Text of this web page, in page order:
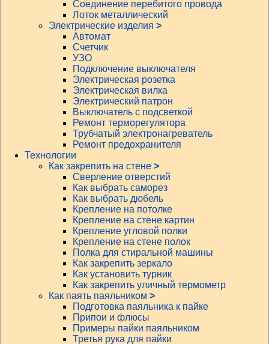
Соединение перебитого провода
Лоток металлический
Электрические изделия >
Автомат
Счетчик
УЗО
Подключение выключателя
Электрическая розетка
Электрическая вилка
Электрический патрон
Выключатель с подсветкой
Ремонт терморегулятора
Трубчатый электронагреватель
Ремонт предохранителя
Технологии
Как закрепить на стене >
Сверление отверстий
Как выбрать саморез
Как выбрать дюбель
Крепление на потолке
Крепление на стене картин
Крепление угловой полки
Крепление на стене полок
Полка для стиральной машины
Как закрепить зеркало
Как установить турник
Как закрепить уличный термометр
Как паять паяльником >
Подготовка паяльника к пайке
Припои и флюсы
Примеры пайки паяльником
Третья рука для пайки